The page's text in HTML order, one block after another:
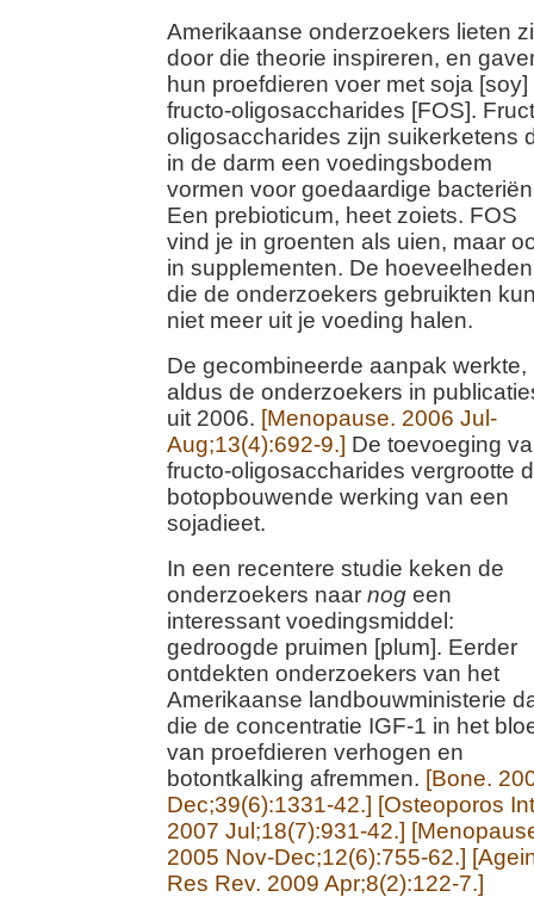
Amerikaanse onderzoekers lieten
door die theorie inspireren, en
hun proefdieren voer met soja [soy]
fructo-oligosaccharides [FOS].
oligosaccharides zijn suikerketens
in de darm een voedingsbodem
vormen voor goedaardige
Een prebioticum, heet zoiets. FOS
vind je in groenten als uien, maar
in supplementen. De hoeveelheden
die de onderzoekers gebruikten
niet meer uit je voeding halen.
De gecombineerde aanpak werkte,
aldus de onderzoekers in
uit 2006. [Menopause. 2006 Jul-
Aug;13(4):692-9.] De toevoeging
fructo-oligosaccharides vergrootte
botopbouwende werking van een
sojadieet.
In een recentere studie keken de
onderzoekers naar nog een
interessant voedingsmiddel:
gedroogde pruimen [plum]. Eerder
ontdekten onderzoekers van het
Amerikaanse landbouwministerie
die de concentratie IGF-1 in het
van proefdieren verhogen en
botontkalking afremmen. [Bone.
Dec;39(6):1331-42.] [Osteoporos
2007 Jul;18(7):931-42.]
2005 Nov-Dec;12(6):755-62.]
Res Rev. 2009 Apr;8(2):122-7.]